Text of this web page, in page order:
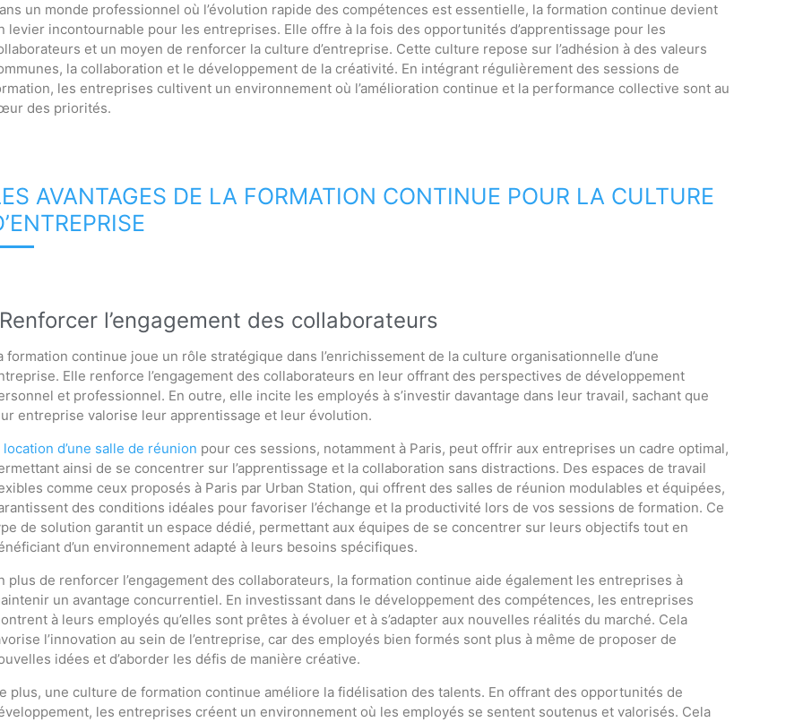
un monde professionnel où l’évolution rapide des compétences est essentielle, la formation continue devient
levier incontournable pour les entreprises. Elle offre à la fois des opportunités d’apprentissage pour les
et un moyen de renforcer la culture d’entreprise. Cette culture repose sur l’adhésion à des valeurs
la collaboration et le développement de la créativité. En intégrant régulièrement des sessions de
les entreprises cultivent un environnement où l’amélioration continue et la performance collective sont au
des priorités.
AVANTAGES DE LA FORMATION CONTINUE POUR LA CULTURE
Renforcer l’engagement des collaborateurs
formation continue joue un rôle stratégique dans l’enrichissement de la culture organisationnelle d’une
Elle renforce l’engagement des collaborateurs en leur offrant des perspectives de développement
et professionnel. En outre, elle incite les employés à s’investir davantage dans leur travail, sachant que
entreprise valorise leur apprentissage et leur évolution.
location d’une salle de réunion pour ces sessions, notamment à Paris, peut offrir aux entreprises un cadre optimal,
ainsi de se concentrer sur l’apprentissage et la collaboration sans distractions. Des espaces de travail
comme ceux proposés à Paris par Urban Station, qui offrent des salles de réunion modulables et équipées,
des conditions idéales pour favoriser l’échange et la productivité lors de vos sessions de formation. Ce
de solution garantit un espace dédié, permettant aux équipes de se concentrer sur leurs objectifs tout en
d’un environnement adapté à leurs besoins spécifiques.
plus de renforcer l’engagement des collaborateurs, la formation continue aide également les entreprises à
un avantage concurrentiel. En investissant dans le développement des compétences, les entreprises
à leurs employés qu’elles sont prêtes à évoluer et à s’adapter aux nouvelles réalités du marché. Cela
l’innovation au sein de l’entreprise, car des employés bien formés sont plus à même de proposer de
idées et d’aborder les défis de manière créative.
plus, une culture de formation continue améliore la fidélisation des talents. En offrant des opportunités de
les entreprises créent un environnement où les employés se sentent soutenus et valorisés. Cela